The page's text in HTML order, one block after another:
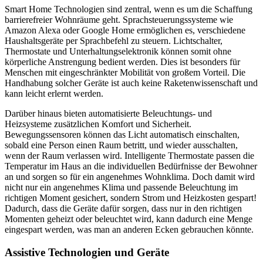
Smart Home Technologien sind zentral, wenn es um die Schaffung
barrierefreier Wohnräume geht. Sprachsteuerungssysteme wie
Amazon Alexa oder Google Home ermöglichen es, verschiedene
Haushaltsgeräte per Sprachbefehl zu steuern. Lichtschalter,
Thermostate und Unterhaltungselektronik können somit ohne
körperliche Anstrengung bedient werden. Dies ist besonders für
Menschen mit eingeschränkter Mobilität von großem Vorteil. Die
Handhabung solcher Geräte ist auch keine Raketenwissenschaft und
kann leicht erlernt werden.
Darüber hinaus bieten automatisierte Beleuchtungs- und
Heizsysteme zusätzlichen Komfort und Sicherheit.
Bewegungssensoren können das Licht automatisch einschalten,
sobald eine Person einen Raum betritt, und wieder ausschalten,
wenn der Raum verlassen wird. Intelligente Thermostate passen die
Temperatur im Haus an die individuellen Bedürfnisse der Bewohner
an und sorgen so für ein angenehmes Wohnklima. Doch damit wird
nicht nur ein angenehmes Klima und passende Beleuchtung im
richtigen Moment gesichert, sondern Strom und Heizkosten gespart!
Dadurch, dass die Geräte dafür sorgen, dass nur in den richtigen
Momenten geheizt oder beleuchtet wird, kann dadurch eine Menge
eingespart werden, was man an anderen Ecken gebrauchen könnte.
Assistive Technologien und Geräte